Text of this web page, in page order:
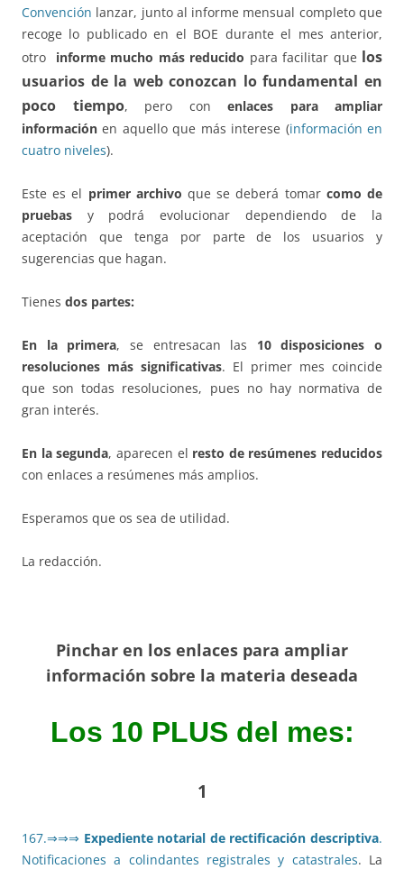
Convención lanzar, junto al informe mensual completo que
recoge lo publicado en el BOE durante el mes anterior,
otro informe mucho más reducido para facilitar que los
usuarios de la web conozcan lo fundamental en
poco tiempo, pero con enlaces para ampliar
información en aquello que más interese (información en
cuatro niveles).
Este es el primer archivo que se deberá tomar como de
pruebas y podrá evolucionar dependiendo de la
aceptación que tenga por parte de los usuarios y
sugerencias que hagan.
Tienes dos partes:
En la primera, se entresacan las 10 disposiciones o
resoluciones más significativas. El primer mes coincide
que son todas resoluciones, pues no hay normativa de
gran interés.
En la segunda, aparecen el resto de resúmenes reducidos
con enlaces a resúmenes más amplios.
Esperamos que os sea de utilidad.
La redacción.
Pinchar en los enlaces para ampliar
información sobre la materia deseada
Los 10 PLUS del mes:
1
167.⇒⇒⇒ Expediente notarial de rectificación descriptiva.
Notificaciones a colindantes registrales y catastrales. La